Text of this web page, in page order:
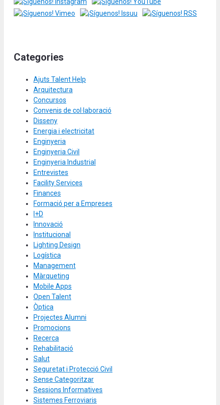
Categories
Ajuts Talent Help
Arquitectura
Concursos
Convenis de col·laboració
Disseny
Energia i electricitat
Enginyeria
Enginyeria Civil
Enginyeria Industrial
Entrevistes
Facility Services
Finances
Formació per a Empreses
I+D
Innovació
Institucional
Lighting Design
Logística
Management
Màrqueting
Mobile Apps
Open Talent
Òptica
Projectes Alumni
Promocions
Recerca
Rehabilitació
Salut
Seguretat i Protecció Civil
Sense Categoritzar
Sessions Informatives
Sistemes Ferroviaris